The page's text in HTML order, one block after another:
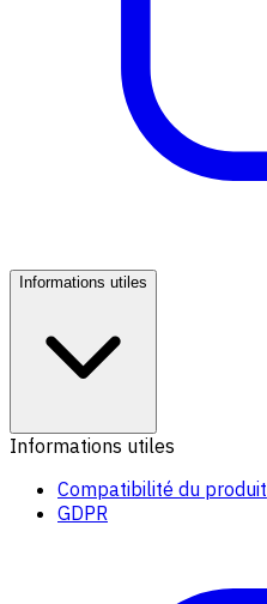
Informations utiles
Informations utiles
Compatibilité du produit
GDPR